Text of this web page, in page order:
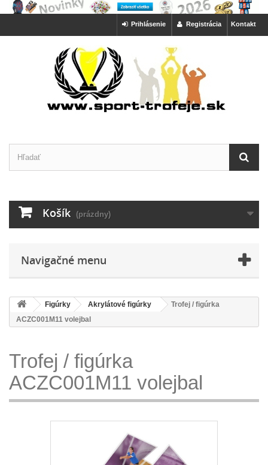
Kontakt
Registrácia
Prihlásenie
Košík (prázdny)
Navigačné menu
Figúrky Akrylátové figúrky
Trofej / figúrka
ACZC001M11 volejbal
Trofej / figúrka
ACZC001M11 volejbal